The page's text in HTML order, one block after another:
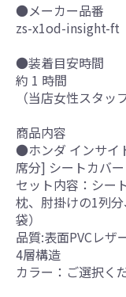
●メーカー品番
zs-x1od-insight-ft
●装着目安時間
約 1 時間
（当店女性スタッ
商品内容
●ホンダ インサイ
席分] シートカバー
セット内容：シー
枕、肘掛けの1列
袋）
品質:表面PVCレ
4層構造
カラー：ご選択く